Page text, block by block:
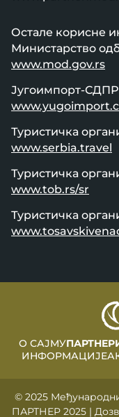
Остале корисне
Министарство
www.mod.gov.rs
Југоимпорт-СДПР
Туристичка
www.serbia.travel
Туристичка
www.tob.rs/sr
Туристичка
Футер
навигација
О САЈМУ
ИНФОРМАЦИЈЕ
© 2025
ПАРТНЕР 2025 |